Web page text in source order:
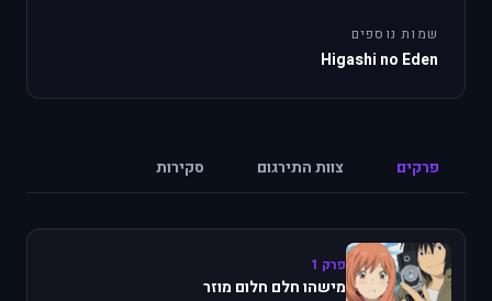
שמות נוספים
Higashi no Eden
פרקים צוות התירגום סקירות
פרק 1
מישהו חלם חלום מוזר